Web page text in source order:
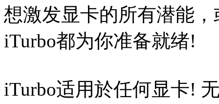
想激发显卡的所有潜能
iTurbo都为你准备就绪!
iTurbo适用於任何显卡!